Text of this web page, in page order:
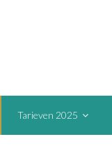
Tarieven 2025